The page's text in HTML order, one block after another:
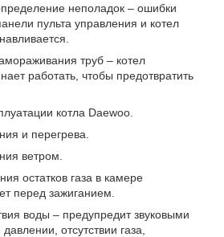
неполадок – ошибки
пульта управления и котел
труб – котел
работать, чтобы предотвратить
котла Daewoo.
и перегрева.
ветром.
остатков газа в камере
перед зажиганием.
воды – предупредит звуковыми
отсутствии газа,